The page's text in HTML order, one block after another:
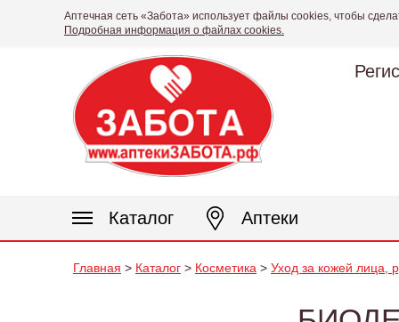
Аптечная сеть «Забота» использует файлы cookies, чтобы
Подробная информация о файлах cookies.
Каталог Аптеки
Главная > Каталог > Косметика > Уход за кожей лица,